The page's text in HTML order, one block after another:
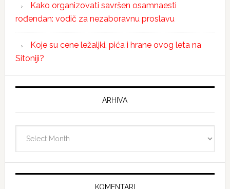
Kako organizovati savršen osamnaesti
rođendan: vodič za nezaboravnu proslavu
Koje su cene ležaljki, pića i hrane ovog leta na
Sitoniji?
ARHIVA
KOMENTARI